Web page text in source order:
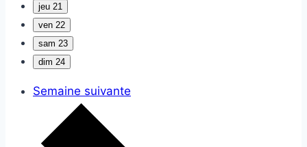
jeu 21
ven 22
sam 23
dim 24
Semaine suivante